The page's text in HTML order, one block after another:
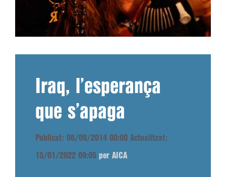
Iraq, l’esperança
que s’apaga
Publicat: 06/09/2014 00:00 Actualitzat:
15/01/2022 09:05 per AICA